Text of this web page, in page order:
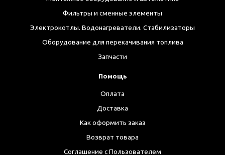
Фильтры и сменные элементы
Электрокотлы. Водонагреватели. Стабилизаторы
Оборудование для перекачивания топлива
Запчасти
Помощь
Оплата
Доставка
Как оформить заказ
Возврат товара
Соглашение с Пользователем